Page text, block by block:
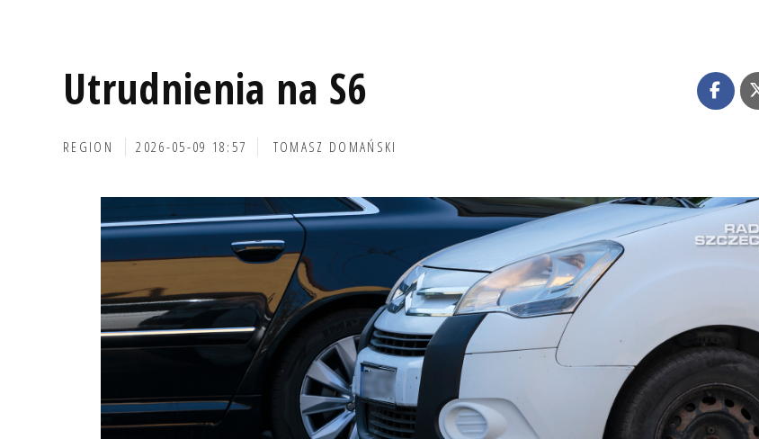
Utrudnienia na S6
REGION 2026-05-09 18:57 TOMASZ DOMAŃSKI